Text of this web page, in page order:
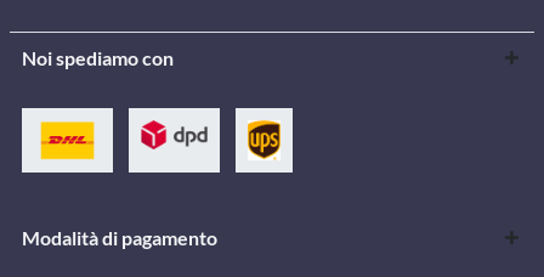
Noi spediamo con
Modalità di pagamento